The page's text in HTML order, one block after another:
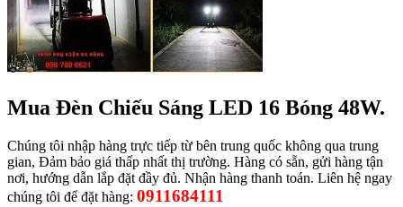
Mua Đèn Chiếu Sáng LED 16 Bóng 48W.
Chúng tôi nhập hàng trực tiếp từ bên trung quốc không qua trung
gian, Đảm bảo giá thấp nhất thị trường. Hàng có sẵn, gửi hàng tận
nơi, hướng dẫn lắp đặt đầy đủ. Nhận hàng thanh toán. Liên hệ ngay
chúng tôi để đặt hàng: 0911684111